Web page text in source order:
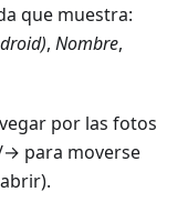
que muestra:
, Nombre,
por las fotos
para moverse